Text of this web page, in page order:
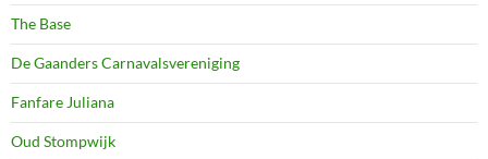
The Base
De Gaanders Carnavalsvereniging
Fanfare Juliana
Oud Stompwijk